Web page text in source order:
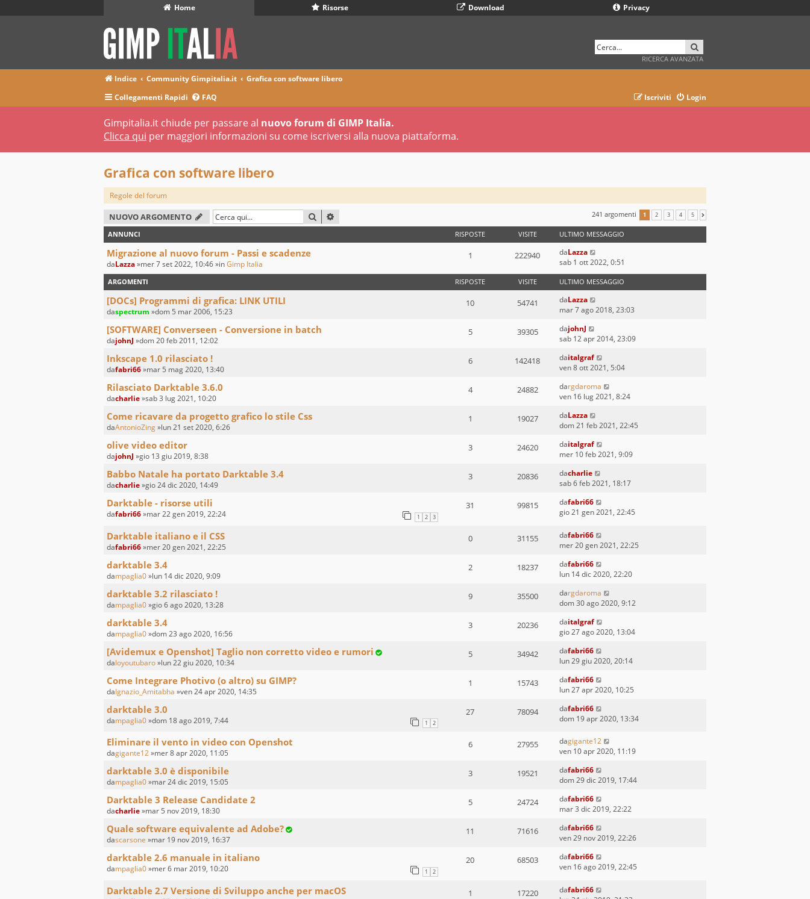
Home Risorse Download Privacy
RICERCA AVANZATA
Indice Community Gimpitalia.it
Grafica con software libero
Collegamenti Rapidi
FAQ Login
Iscriviti
Gimpitalia.it chiude per passare al nuovo forum di GIMP Italia.
Clicca qui per maggiori informazioni su come iscriversi alla nuova piattaforma.
Grafica con software libero
Regole del forum
NUOVO ARGOMENTO CERCA 241 argomenti 1 2 3 4 5
ANNUNCI RISPOSTE VISITE ULTIMO MESSAGGIO
Migrazione al nuovo forum - Passi e scadenze
daLazza»mer 7 set 2022, 10:46 »inGimp Italia
1 222940 daLazza
sab 1 ott 2022, 0:51
ARGOMENTI RISPOSTE VISITE ULTIMO MESSAGGIO
[DOCs] Programmi di grafica: LINK UTILI
daspectrum »dom 5 mar 2006, 15:23
10 54741 daLazza
mar 7 ago 2018, 23:03
[SOFTWARE] Converseen - Conversione in batch
dajohnJ »dom 20 feb 2011, 12:02
5 39305 dajohnJ
sab 12 apr 2014, 23:09
Inkscape 1.0 rilasciato !
dafabri66»mar 5 mag 2020, 13:40
6 142418 daitalgraf
ven 8 ott 2021, 5:04
Rilasciato Darktable 3.6.0
dacharlie»sab 3 lug 2021, 10:20
4 24882 dargdaroma
ven 16 lug 2021, 8:24
Come ricavare da progetto grafico lo stile Css
daAntonioZing»lun 21 set 2020, 6:26
1 19027 daLazza
dom 21 feb 2021, 22:45
olive video editor
dajohnJ »gio 13 giu 2019, 8:38
3 24620 daitalgraf
mer 10 feb 2021, 9:09
Babbo Natale ha portato Darktable 3.4
dacharlie»gio 24 dic 2020, 14:49
3 20836 dacharlie
sab 6 feb 2021, 18:17
Darktable - risorse utili
dafabri66»mar 22 gen 2019, 22:24 1 2 3
31 99815 dafabri66
gio 21 gen 2021, 22:45
Darktable italiano e il CSS
dafabri66»mer 20 gen 2021, 22:25
0 31155 dafabri66
mer 20 gen 2021, 22:25
darktable 3.4
dampaglia0»lun 14 dic 2020, 9:09
2 18237 dafabri66
lun 14 dic 2020, 22:20
darktable 3.2 rilasciato !
dampaglia0»gio 6 ago 2020, 13:28
9 35500 dargdaroma
dom 30 ago 2020, 9:12
darktable 3.4
dampaglia0»dom 23 ago 2020, 16:56
3 20236 daitalgraf
gio 27 ago 2020, 13:04
[Avidemux e Openshot] Taglio non corretto video e rumori
daloyoutubaro»lun 22 giu 2020, 10:34
5 34942 dafabri66
lun 29 giu 2020, 20:14
Come Integrare Photivo (o altro) su GIMP?
daIgnazio_Amitabha »ven 24 apr 2020, 14:35
1 15743 dafabri66
lun 27 apr 2020, 10:25
darktable 3.0
dampaglia0»dom 18 ago 2019, 7:44 1 2
27 78094 dafabri66
dom 19 apr 2020, 13:34
Eliminare il vento in video con Openshot
dagigante12»mer 8 apr 2020, 11:05
6 27955 dagigante12
ven 10 apr 2020, 11:19
darktable 3.0 è disponibile
dampaglia0»mar 24 dic 2019, 15:05
3 19521 dafabri66
dom 29 dic 2019, 17:44
Darktable 3 Release Candidate 2
dacharlie»mar 5 nov 2019, 18:30
5 24724 dafabri66
mar 3 dic 2019, 22:22
Quale software equivalente ad Adobe?
dascarsone »mar 19 nov 2019, 16:37
11 71616 dafabri66
ven 29 nov 2019, 22:26
darktable 2.6 manuale in italiano
dampaglia0»mer 6 mar 2019, 10:20 1 2
20 68503 dafabri66
ven 16 ago 2019, 22:45
Darktable 2.7 Versione di Sviluppo anche per macOS 1 17220 dafabri66